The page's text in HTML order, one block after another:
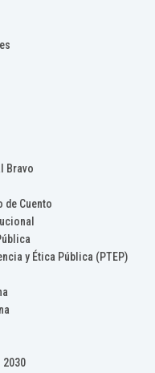
Bravo
de Cuento
y Ética Pública (PTEP)
2030